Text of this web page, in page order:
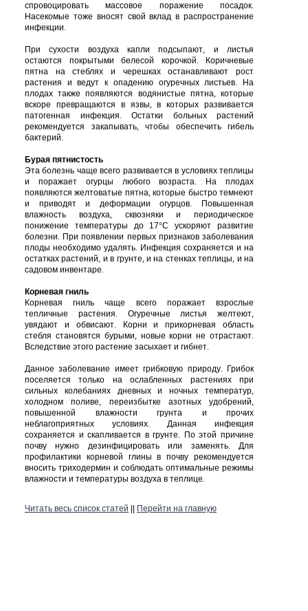
спровоцировать
массовое поражение посадок.
Насекомые тоже вносят свой вклад в распространение
инфекции.
При сухости воздуха капли подсыпают, и
листья
остаются
покрытыми белесой корочкой.
Коричневые
пятна
на стеблях и черешках останавливают
рост
растения
и ведут к опадению огуречных листьев.
На
плодах также появляются водянистые пятна,которые
вскоре
превращаются в язвы,в которых развивается
патогенная
инфекция. Остатки больных
растений
рекомендуется
закапывать, чтобы обеспечить
гибель
бактерий.
Бурая пятнистость
Эта болезнь чаще всего развивается в условиях теплицы
и
поражает огурцы любого возраста. На
плодах
появляются желтоватые пятна,которые быстро темнеют
и
приводят и деформации огурцов.
Повышенная
влажность
воздуха, сквозняки и
периодическое
понижение
температуры до 17°C ускоряют
развитие
болезни. При появлении первых признаков заболевания
плоды необходимо удалять. Инфекция сохраняется и на
остатках растений, и в грунте,и на стенках теплицы, и на
садовом инвентаре.
Корневая гниль
Корневая
гниль чаще всего поражает
взрослые
тепличные
растения. Огуречные листья желтеют,
увядают
и обвисают. Корни и прикорневая
область
стебля становятся бурыми, новые корни не отрастают.
Вследствие этого растение засыхает и гибнет.
Данное заболевание имеет грибковую природу.
Грибок
поселяется
только на ослабленных растениях
при
сильных
колебаниях дневных и ночных температур,
холодном
поливе, переизбытке азотных удобрений,
повышенной
влажности грунта и
прочих
неблагоприятных
условиях.Данная
инфекция
сохраняется и скапливается в грунте. По этой причине
почву
нужно дезинфицировать или заменять.Для
профилактики
корневой глины в почву рекомендуется
вносить триходермин и соблюдать оптимальные режимы
влажности и температуры воздуха в теплице.
Читать весь список статей Перейти на главную